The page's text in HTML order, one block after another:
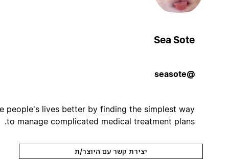
Sea Sote
Make people's lives better by finding the simplest way
to manage complicated medical treatment plans.
יצירת קשר עם היוצר/ת